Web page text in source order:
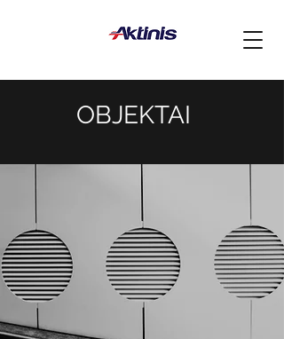
OBJEKTAI